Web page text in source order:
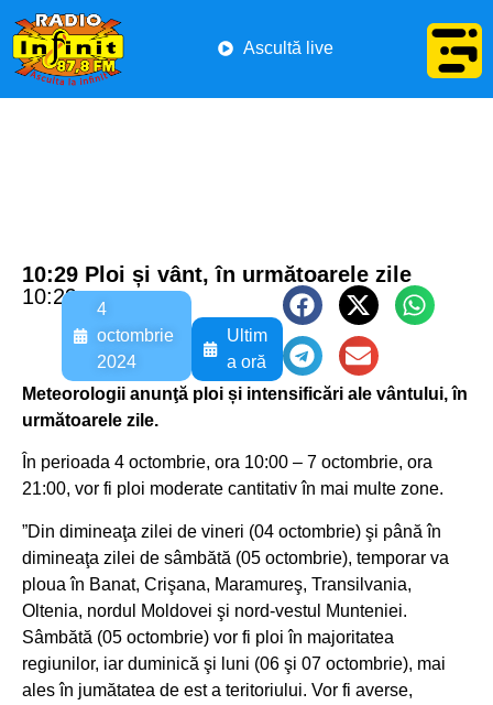
Ascultă live
10:29 Ploi și vânt, în următoarele zile
10:29
4
octombrie
2024
Ultim
a oră
Meteorologii anunţă ploi și intensificări ale vântului, în
următoarele zile.
În perioada 4 octombrie, ora 10:00 – 7 octombrie, ora
21:00, vor fi ploi moderate cantitativ în mai multe zone.
”Din dimineaţa zilei de vineri (04 octombrie) şi până în
dimineaţa zilei de sâmbătă (05 octombrie), temporar va
ploua în Banat, Crişana, Maramureş, Transilvania,
Oltenia, nordul Moldovei şi nord-vestul Munteniei.
Sâmbătă (05 octombrie) vor fi ploi în majoritatea
regiunilor, iar duminică şi luni (06 şi 07 octombrie), mai
ales în jumătatea de est a teritoriului. Vor fi averse,